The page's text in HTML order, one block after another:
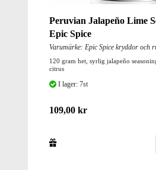
Peruvian Jalapeño Lime
Epic Spice
Varumärke: Epic Spice kryddor och
120 gram het, syrlig jalapeño
citrus
I lager: 7st
109,00 kr